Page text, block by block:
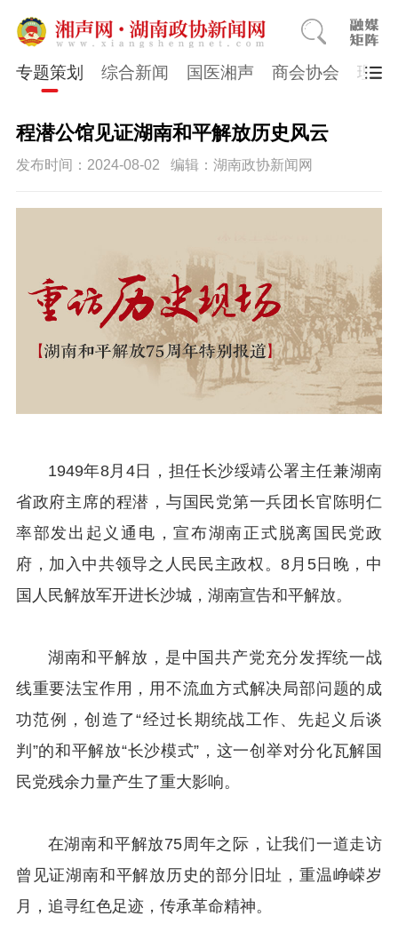
专题策划 综合新闻 国医湘声 商会协会 理论
程潜公馆见证湖南和平解放历史风云
发布时间：2024-08-02 编辑：湖南政协新闻网
1949年8月4日，担任长沙绥靖公署主任兼湖南
省政府主席的程潜，与国民党第一兵团长官陈明仁
率部发出起义通电，宣布湖南正式脱离国民党政
府，加入中共领导之人民民主政权。8月5日晚，中
国人民解放军开进长沙城，湖南宣告和平解放。
湖南和平解放，是中国共产党充分发挥统一战
线重要法宝作用，用不流血方式解决局部问题的成
功范例，创造了“经过长期统战工作、先起义后谈
判”的和平解放“长沙模式”，这一创举对分化瓦解国
民党残余力量产生了重大影响。
在湖南和平解放75周年之际，让我们一道走访
曾见证湖南和平解放历史的部分旧址，重温峥嵘岁
月，追寻红色足迹，传承革命精神。